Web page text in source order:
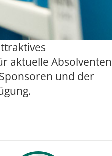
aktuelle Absolventen
und der